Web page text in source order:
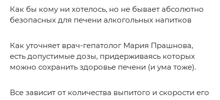
Как бы кому ни хотелось, но не бывает абсолютно
безопасных для печени алкогольных напитков
Как уточняет врач-гепатолог Мария Прашнова,
есть допустимые дозы, придерживаясь которых
можно сохранить здоровье печени (и ума тоже).
Все зависит от количества выпитого и скорости его